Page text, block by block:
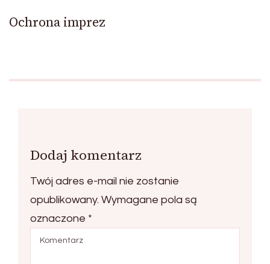
Ochrona imprez
Dodaj komentarz
Twój adres e-mail nie zostanie
opublikowany. Wymagane pola są
oznaczone *